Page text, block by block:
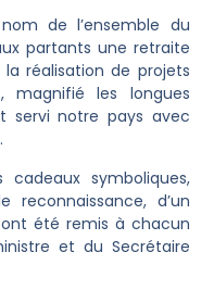
de l’ensemble du
partants une retraite
réalisation de projets
magnifié les longues
servi notre pays avec
symboliques,
reconnaissance, d’un
ont été remis à chacun
et du Secrétaire